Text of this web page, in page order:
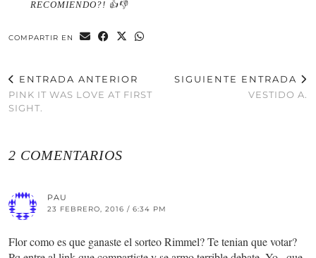
RECOMIENDO?! 👍👎
COMPARTIR EN
ENTRADA ANTERIOR
PINK IT WAS LOVE AT FIRST
SIGHT.
SIGUIENTE ENTRADA
VESTIDO A.
2 COMENTARIOS
PAU
23 FEBRERO, 2016 / 6:34 PM
Flor como es que ganaste el sorteo Rimmel? Te tenian que votar?